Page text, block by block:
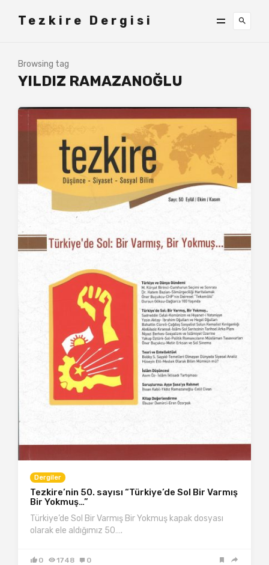
Tezkire Dergisi
Browsing tag
YILDIZ RAMAZANOĞLU
Dergiler
Tezkire’nin 50. sayısı “Türkiye’de Sol Bir Varmış
Bir Yokmuş…”
Türkiye’de Sol Bir Varmış Bir Yokmuş kapak dosyası
olarak ele aldığımız 50….
0 1748 0